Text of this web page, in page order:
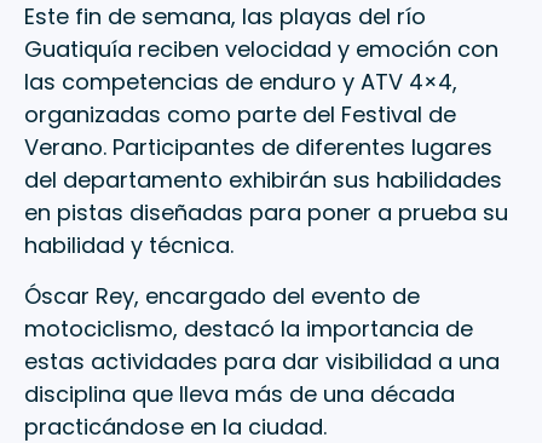
Este fin de semana, las playas del río
Guatiquía reciben velocidad y emoción con
las competencias de enduro y ATV 4×4,
organizadas como parte del Festival de
Verano. Participantes de diferentes lugares
del departamento exhibirán sus habilidades
en pistas diseñadas para poner a prueba su
habilidad y técnica.
Óscar Rey, encargado del evento de
motociclismo, destacó la importancia de
estas actividades para dar visibilidad a una
disciplina que lleva más de una década
practicándose en la ciudad.